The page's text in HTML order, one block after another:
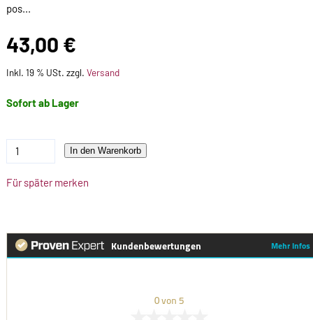
pos...
43,00 €
Inkl. 19 % USt. zzgl. Versand
Sofort ab Lager
In den Warenkorb
Für später merken